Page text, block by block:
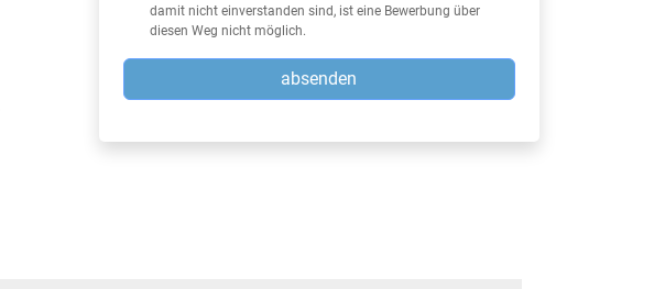
damit nicht einverstanden sind, ist eine Bewerbung über
diesen Weg nicht möglich.
absenden